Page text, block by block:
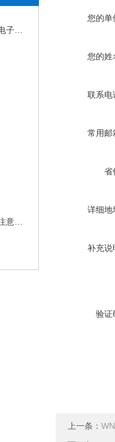
您的单
您的姓
联系电
常用邮
省
详细地
补充说
验证
上一条：